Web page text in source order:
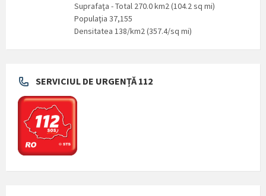
Suprafaţa - Total 270.0 km2 (104.2 sq mi)
Populaţia 37,155
Densitatea 138/km2 (357.4/sq mi)
SERVICIUL DE URGENȚĂ 112